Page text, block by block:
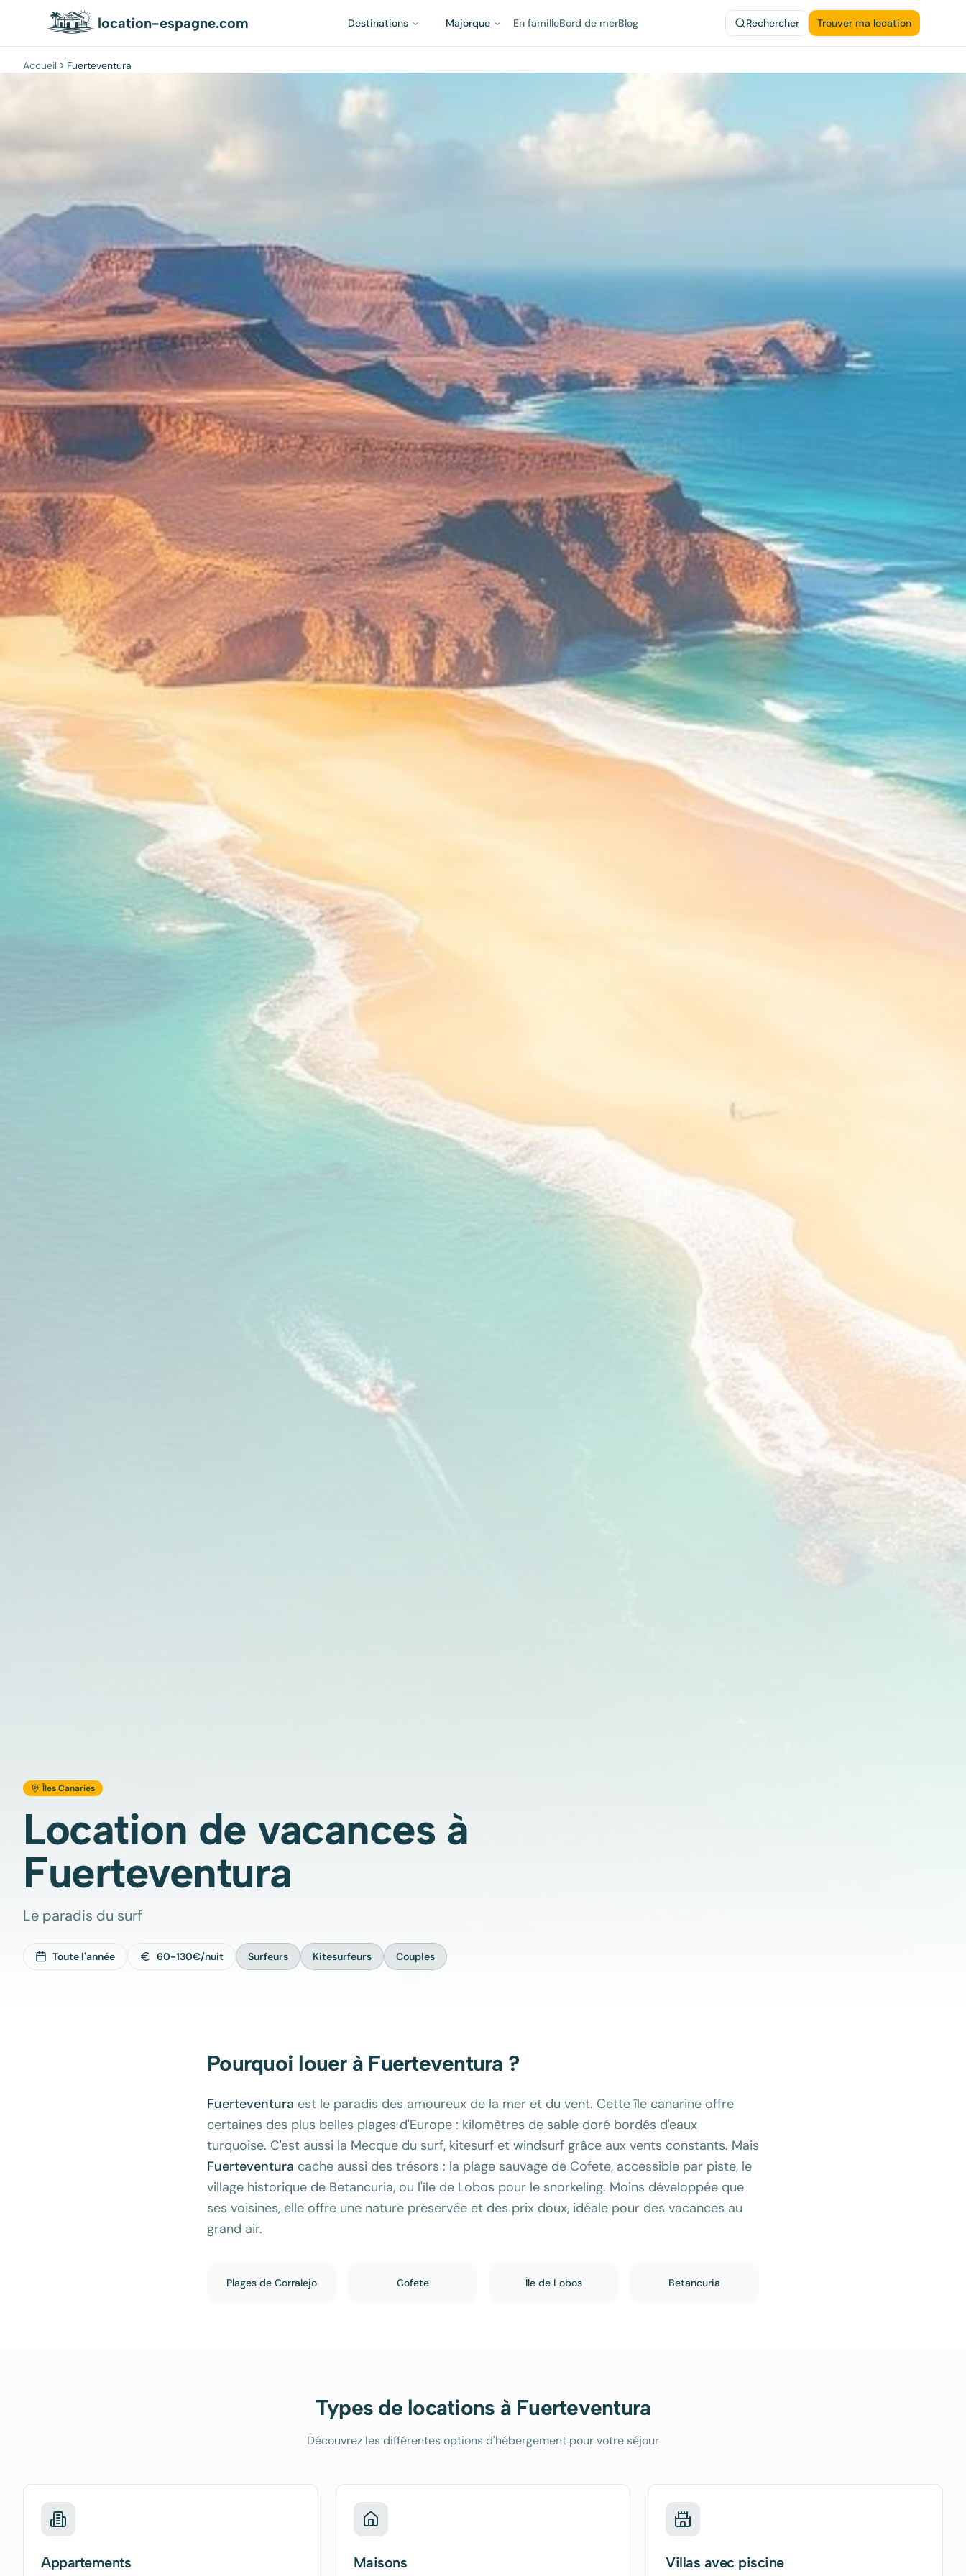
location-espagne.com Destinations Majorque En familleBord de merBlog Rechercher Trouver ma location
Accueil Fuerteventura
Îles Canaries
Location de vacances à
Fuerteventura
Le paradis du surf
Toute l'année 60-130€/nuit Surfeurs Kitesurfeurs Couples
Pourquoi louer à Fuerteventura ?
Fuerteventura est le paradis des amoureux de la mer et du vent. Cette île canarine offre
certaines des plus belles plages d'Europe : kilomètres de sable doré bordés d'eaux
turquoise. C'est aussi la Mecque du surf, kitesurf et windsurf grâce aux vents constants. Mais
Fuerteventura cache aussi des trésors : la plage sauvage de Cofete, accessible par piste, le
village historique de Betancuria, ou l'île de Lobos pour le snorkeling. Moins développée que
ses voisines, elle offre une nature préservée et des prix doux, idéale pour des vacances au
grand air.
Plages de Corralejo Cofete Île de Lobos Betancuria
Types de locations à Fuerteventura
Découvrez les différentes options d'hébergement pour votre séjour
Appartements Maisons Villas avec piscine